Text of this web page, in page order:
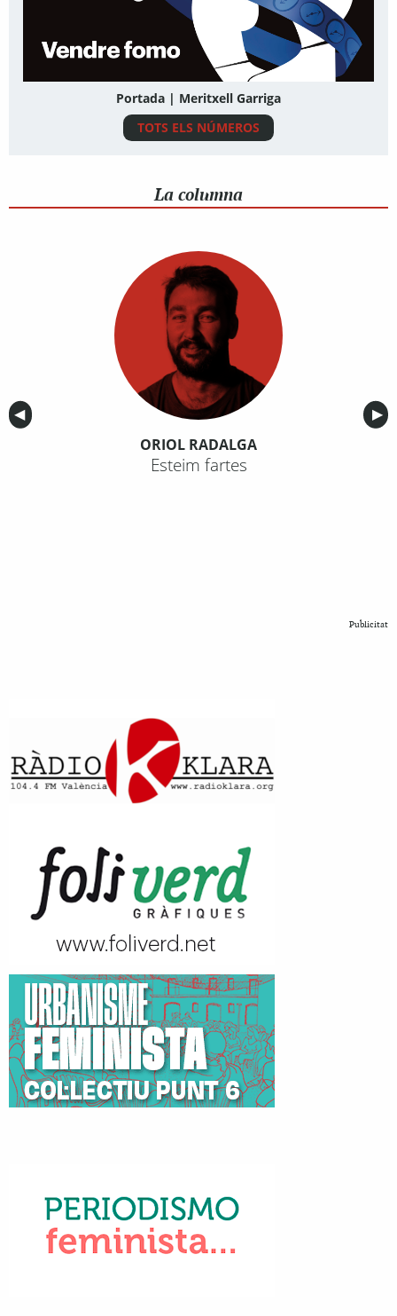
Portada | Meritxell Garriga
TOTS ELS NÚMEROS
La columna
Anterior
◀︎ ▶︎
ORIOL RADALGA
Esteim fartes
Publicitat